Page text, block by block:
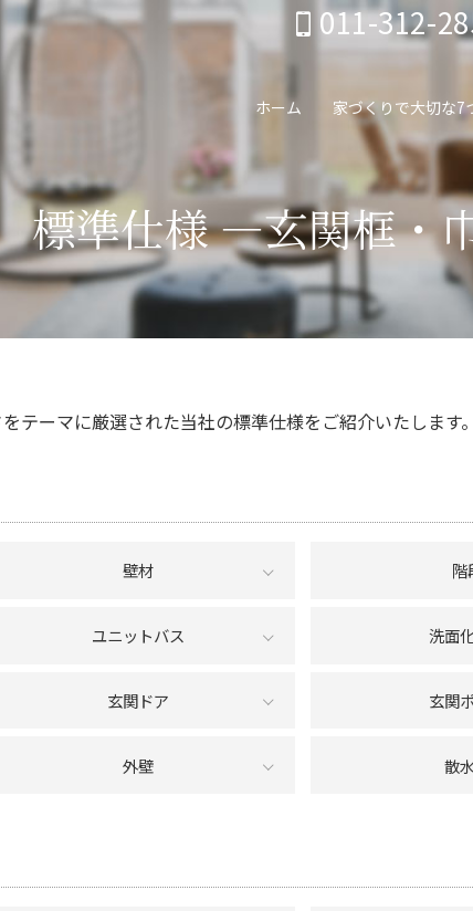
標準仕様 ―玄関框・
テーマに厳選された当社の標準仕様をご紹介いたします。
壁材 階
ユニットバス 洗面
玄関ドア 玄関
外壁 散
ホーム 家づくりで大切な7
011-312-